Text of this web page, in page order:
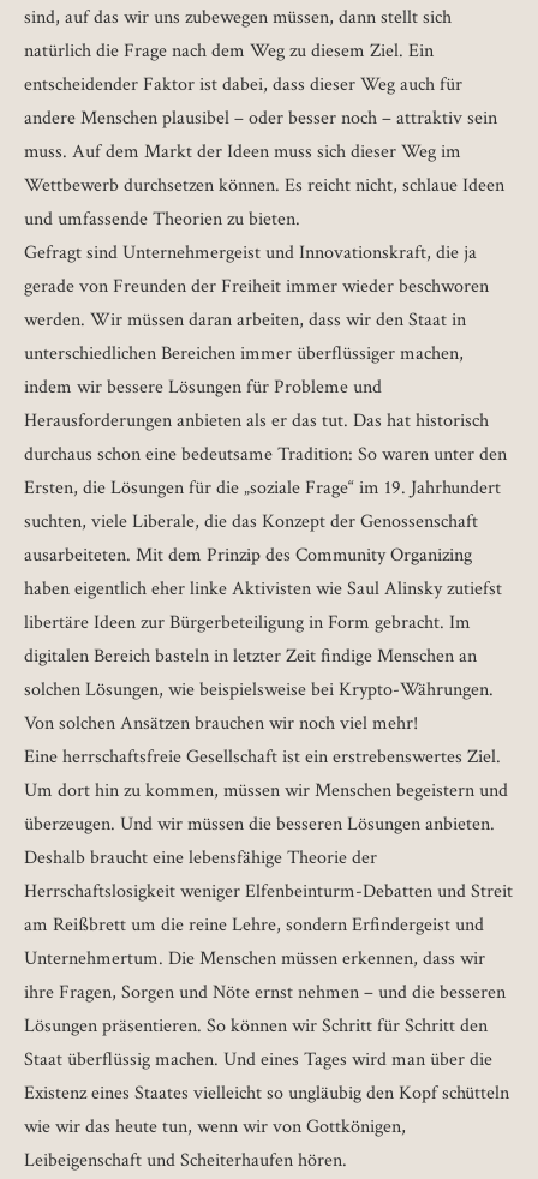
sind, auf das wir uns zubewegen müssen, dann stellt sich
natürlich die Frage nach dem Weg zu diesem Ziel. Ein
entscheidender Faktor ist dabei, dass dieser Weg auch für
andere Menschen plausibel – oder besser noch – attraktiv sein
muss. Auf dem Markt der Ideen muss sich dieser Weg im
Wettbewerb durchsetzen können. Es reicht nicht, schlaue Ideen
und umfassende Theorien zu bieten.
Gefragt sind Unternehmergeist und Innovationskraft, die ja
gerade von Freunden der Freiheit immer wieder beschworen
werden. Wir müssen daran arbeiten, dass wir den Staat in
unterschiedlichen Bereichen immer überflüssiger machen,
indem wir bessere Lösungen für Probleme und
Herausforderungen anbieten als er das tut. Das hat historisch
durchaus schon eine bedeutsame Tradition: So waren unter den
Ersten, die Lösungen für die „soziale Frage“ im 19. Jahrhundert
suchten, viele Liberale, die das Konzept der Genossenschaft
ausarbeiteten. Mit dem Prinzip des Community Organizing
haben eigentlich eher linke Aktivisten wie Saul Alinsky zutiefst
libertäre Ideen zur Bürgerbeteiligung in Form gebracht. Im
digitalen Bereich basteln in letzter Zeit findige Menschen an
solchen Lösungen, wie beispielsweise bei Krypto-Währungen.
Von solchen Ansätzen brauchen wir noch viel mehr!
Eine herrschaftsfreie Gesellschaft ist ein erstrebenswertes Ziel.
Um dort hin zu kommen, müssen wir Menschen begeistern und
überzeugen. Und wir müssen die besseren Lösungen anbieten.
Deshalb braucht eine lebensfähige Theorie der
Herrschaftslosigkeit weniger Elfenbeinturm-Debatten und Streit
am Reißbrett um die reine Lehre, sondern Erfindergeist und
Unternehmertum. Die Menschen müssen erkennen, dass wir
ihre Fragen, Sorgen und Nöte ernst nehmen – und die besseren
Lösungen präsentieren. So können wir Schritt für Schritt den
Staat überflüssig machen. Und eines Tages wird man über die
Existenz eines Staates vielleicht so ungläubig den Kopf schütteln
wie wir das heute tun, wenn wir von Gottkönigen,
Leibeigenschaft und Scheiterhaufen hören.